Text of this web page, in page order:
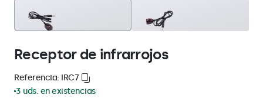
Receptor de infrarrojos
Referencia: IRC7
3 uds. en existencias